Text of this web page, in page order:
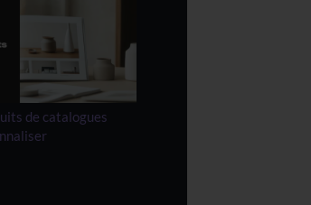
de catalogues